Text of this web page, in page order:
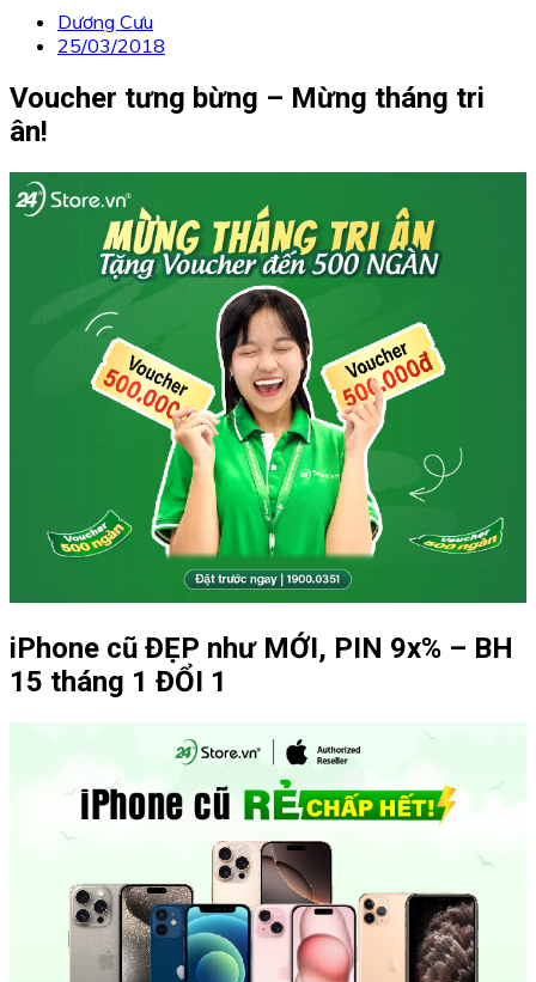
Dương Cưu
25/03/2018
Voucher tưng bừng – Mừng tháng tri
ân!
iPhone cũ ĐẸP như MỚI, PIN 9x% – BH
15 tháng 1 ĐỔI 1